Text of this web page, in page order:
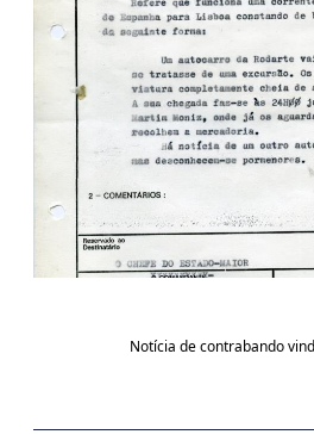
Notícia de contrabando